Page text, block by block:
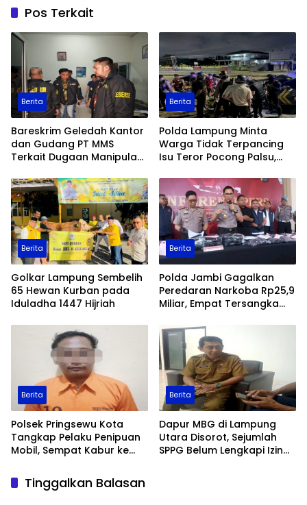
Pos Terkait
Berita
Bareskrim Geledah Kantor
dan Gudang PT MMS
Terkait Dugaan Manipulasi
Berita
Polda Lampung Minta
Warga Tidak Terpancing
Isu Teror Pocong Palsu,
Ditingkatkan
Berita
Golkar Lampung Sembelih
65 Hewan Kurban pada
Iduladha 1447 Hijriah
Berita
Polda Jambi Gagalkan
Peredaran Narkoba Rp25,9
Miliar, Empat Tersangka
Berita
Polsek Pringsewu Kota
Tangkap Pelaku Penipuan
Mobil, Sempat Kabur ke
Berita
Dapur MBG di Lampung
Utara Disorot, Sejumlah
SPPG Belum Lengkapi Izin
Tinggalkan Balasan